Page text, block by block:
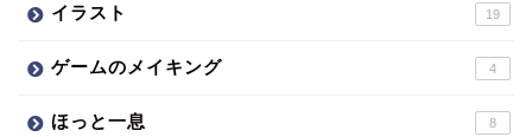
イラスト 19
ゲームのメイキング 4
ほっと一息 8